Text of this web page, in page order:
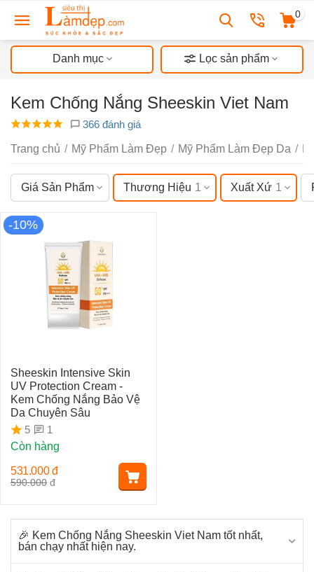
0
Danh mục Lọc sản phẩm
Kem Chống Nắng Sheeskin Viet Nam
366 đánh giá
Trang chủ / Mỹ Phẩm Làm Đẹp / Mỹ Phẩm Làm Đẹp Da /
Giá Sản Phẩm Thương Hiệu 1 Xuất Xứ 1
🎉 Kem Chống Nắng Sheeskin Viet Nam tốt nhất,
bán chạy nhất hiện nay.
-10%
Sheeskin Intensive Skin
UV Protection Cream -
Kem Chống Nắng Bảo Vệ
Da Chuyên Sâu
5
1
Còn hàng
590.000 đ
531.000 đ